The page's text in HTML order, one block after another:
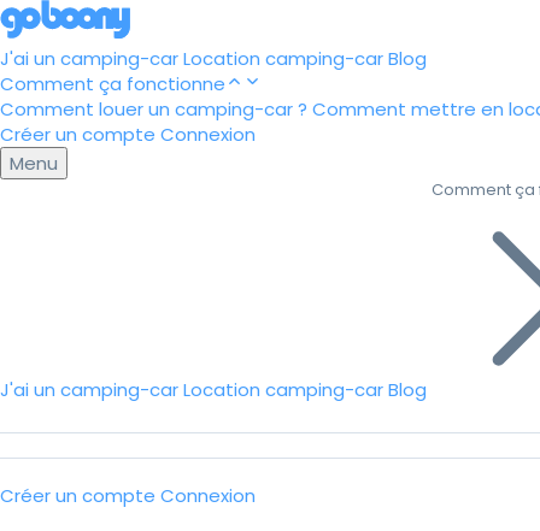
J'ai un camping-carLocation camping-carBlog
Comment ça fonctionne
Comment louer un camping-car ? Comment mettre en
Créer un compte Connexion
Menu
J'ai un camping-carLocation camping-carBlog
Comment ça
Créer un compte Connexion